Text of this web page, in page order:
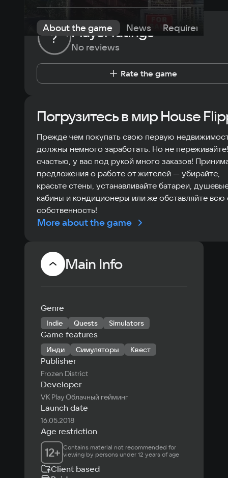
About the game News Requirements
? Player ratings
No reviews
Rate the game
Погрузитесь в мир House
Прежде чем покупать свою первую
должны немного заработать. Но не
счастью, у вас под рукой много заказов!
предложения о работе от жителей — убирайте,
красьте стены, устанавливайте батареи,
кабины и кондиционеры или же обставляйте
собственность!
More about the game
Main Info
Genre
Indie Quests Simulators
Game features
Инди Симуляторы Квест
Publisher
Frozen District
Developer
VK Play Облачный гейминг
Launch date
16.05.2018
Age restriction
12+ Contains material not recommended for
viewing by persons under 12 years of age
Client based